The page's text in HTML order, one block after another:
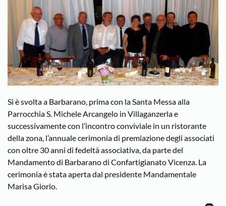
Si è svolta a Barbarano, prima con la Santa Messa alla
Parrocchia S. Michele Arcangelo in Villaganzerla e
successivamente con l’incontro conviviale in un ristorante
della zona, l’annuale cerimonia di premiazione degli associati
con oltre 30 anni di fedeltà associativa, da parte del
Mandamento di Barbarano di Confartigianato Vicenza. La
cerimonia è stata aperta dal presidente Mandamentale
Marisa Giorio.